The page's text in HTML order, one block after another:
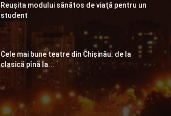
Reuşita modului sănătos de viaţă pentru un
student
Cele mai bune teatre din Chişinău: de la
clasică pînă la...